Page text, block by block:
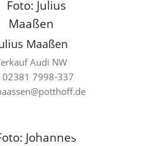
Maaßen
Audi NW
02381 7998-337